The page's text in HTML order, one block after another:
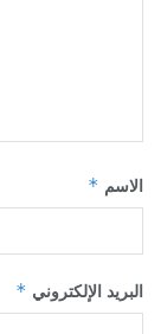
الاسم *
البريد الإلكتروني *